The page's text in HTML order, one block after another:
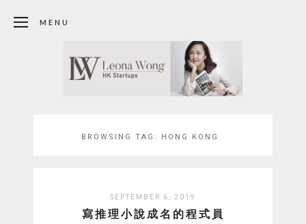
MENU
BROWSING TAG: HONG KONG
SEPTEMBER 6, 2019
寫推理小說成名的程式員